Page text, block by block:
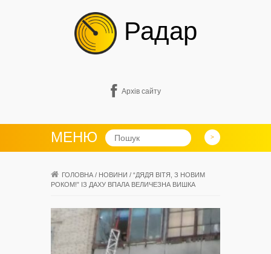
Радар
Архів сайту
МЕНЮ
ГОЛОВНА / НОВИНИ / “ДЯДЯ ВІТЯ, З НОВИМ
РОКОМ!” ІЗ ДАХУ ВПАЛА ВЕЛИЧЕЗНА ВИШКА